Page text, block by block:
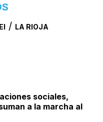
/ LA RIOJA
sociales,
a la marcha al